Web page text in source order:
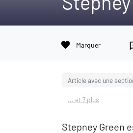
favorite Marquer
Article avec une
... et 7 plus
Stepney Green